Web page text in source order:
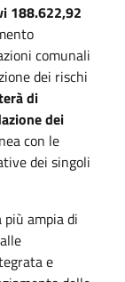
188.622,92
comunali
dei rischi
di
dei
con le
dei singoli
ampia di
e